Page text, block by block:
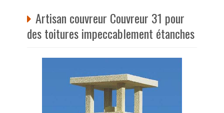
Artisan couvreur Couvreur 31 pour
des toitures impeccablement étanches